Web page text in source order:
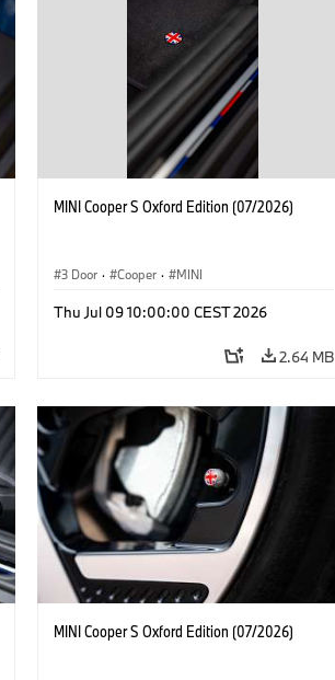
MINI Cooper S Oxford Edition (07/2026)
3 Door · Cooper · MINI
Thu Jul 09 10:00:00 CEST 2026
2.64 MB
MINI Cooper S Oxford Edition (07/2026)